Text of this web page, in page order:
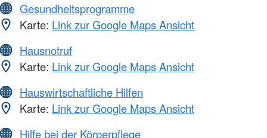
Gesundheitsprogramme
Karte: Link zur Google Maps Ansicht
Hausnotruf
Karte: Link zur Google Maps Ansicht
Hauswirtschaftliche Hilfen
Karte: Link zur Google Maps Ansicht
Hilfe bei der Körperpflege